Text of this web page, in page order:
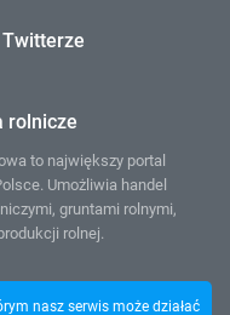
nasz serwis może działać
rolnicze
to największy portal
Umożliwia handel
gruntami rolnymi,
rolnej.